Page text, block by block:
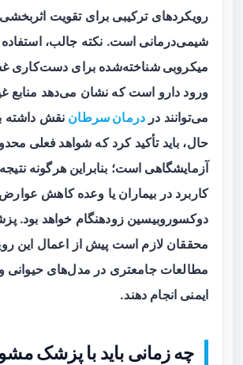
رویکردهای ترکیبی برای تقویت
شیمی‌درمانی است. نکته جالب، استفاده
میکروبی شناخته‌شده برای دست‌کاری
ورود دارو است که نشان می‌دهد منابع
می‌توانند در درمان سرطان نقش داشته
حال، باید تأکید کرد که شواهد فعلی
آزمایشگاهی است؛ بنابراین هرگونه
کاربرد در بیماران یا وعده کاهش عوارض
دوکسوروبیسین زودهنگام خواهد بود.
محققان لازم است پیش از اعمال این
مطالعات جامعتری در مدل‌های حیوانی و
ایمنی انجام دهند.
چه زمانی باید با پزشک